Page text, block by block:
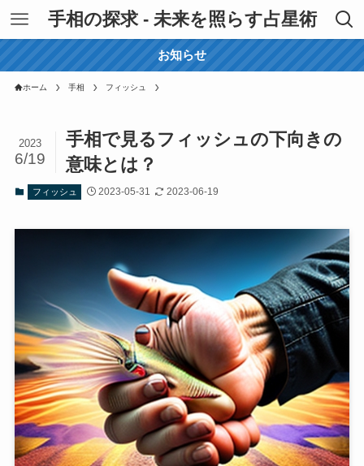
手相の探求 - 未来を照らす占星術
お知らせ
ホーム 手相 フィッシュ
手相で見るフィッシュの下向きの
意味とは？
2023
6/19
フィッシュ 2023-05-31 2023-06-19